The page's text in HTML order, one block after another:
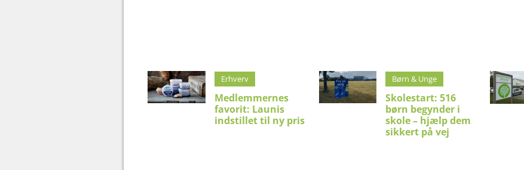
Erhverv
Medlemmernes
favorit: Launis
indstillet til ny pris
Børn & Unge
Skolestart: 516
børn begynder i
skole – hjælp dem
sikkert på vej